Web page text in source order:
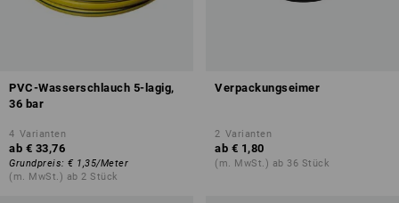
PVC-Wasserschlauch 5-lagig,
36 bar
4 Varianten
ab € 33,76
Grundpreis: € 1,35/Meter
(m. MwSt.) ab 2 Stück
Verpackungseimer
2 Varianten
ab € 1,80
(m. MwSt.) ab 36 Stück